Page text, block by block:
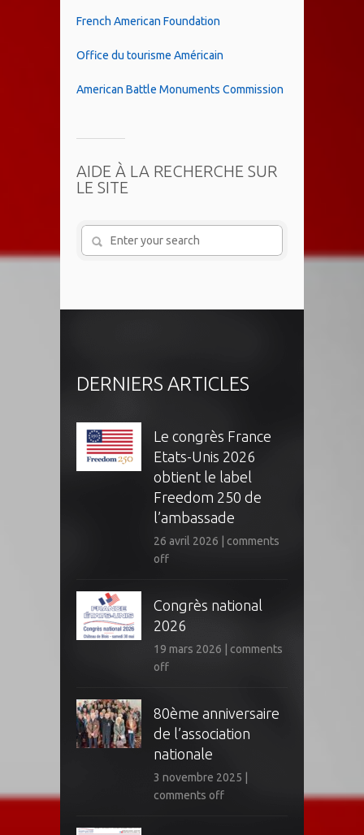
French American Foundation
Office du tourisme Américain
American Battle Monuments Commission
AIDE À LA RECHERCHE SUR
LE SITE
DERNIERS ARTICLES
Le congrès France
Etats-Unis 2026
obtient le label
Freedom 250 de
l’ambassade
26 avril 2026
comments
off
Congrès national
2026
19 mars 2026
comments
off
80ème anniversaire
de l’association
nationale
3 novembre 2025
comments off